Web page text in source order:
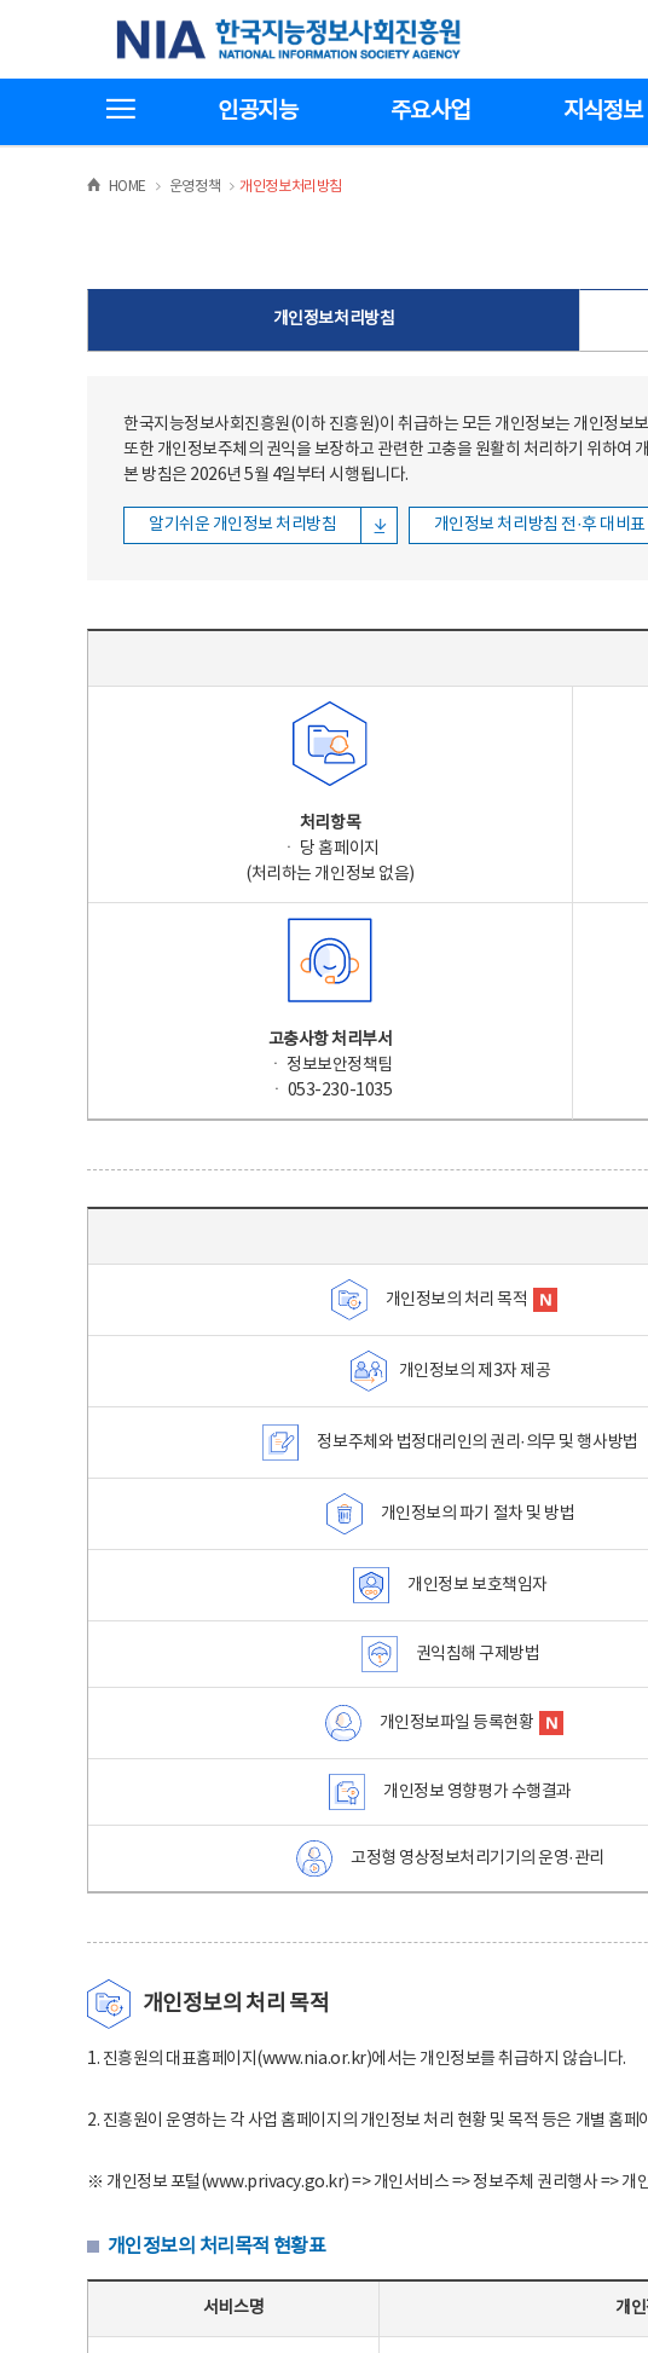
한국지능정보사회진흥원
인공지능 주요사업 지식정보
HOME >운영정책 >
개인정보처리방침
개인정보처리방침
한국지능정보사회진흥원(이하 진흥원)이 취급하는 모든 개인정보는 개인정보
또한 개인정보주체의 권익을 보장하고 관련한 고충을 원활히 처리하기 위하여
본 방침은 2026년 5월 4일부터 시행됩니다.
알기쉬운 개인정보 처리방침 개인정보 처리방침 전·후 대비
처리항목
ㆍ 당 홈페이지
(처리하는 개인정보 없음)
고충사항 처리부서
ㆍ 정보보안정책팀
ㆍ 053-230-1035
개인정보의 처리 목적
개인정보의 제3자 제공
정보주체와 법정대리인의 권리·의무 및 행사방법
개인정보의 파기 절차 및 방법
개인정보 보호책임자
권익침해 구제방법
개인정보파일 등록현황
개인정보 영향평가 수행결과
고정형 영상정보처리기기의 운영·관리
개인정보의 처리 목적
1. 진흥원의 대표홈페이지(www.nia.or.kr)에서는 개인정보를 취급하지 않습니다.
2. 진흥원이 운영하는 각 사업 홈페이지의 개인정보 처리 현황 및 목적 등은 개별 홈
※ 개인정보 포털(www.privacy.go.kr) => 개인서비스 => 정보주체 권리행사 => 개
개인정보의 처리목적 현황표
서비스명 개